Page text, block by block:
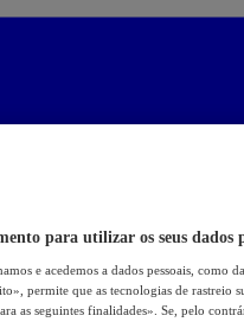
para utilizar os seus dados
e acedemos a dados pessoais, como
permite que as tecnologias de rastreio
as seguintes finalidades». Se, pelo